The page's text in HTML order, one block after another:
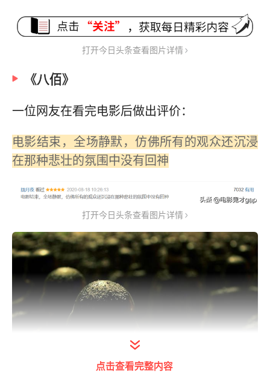
打开今日头条查看图片详情
《八佰》
一位网友在看完电影后做出评价：
电影结束，全场静默，仿佛所有的观众还沉浸
在那种悲壮的氛围中没有回神
打开今日头条查看图片详情
点击查看完整内容